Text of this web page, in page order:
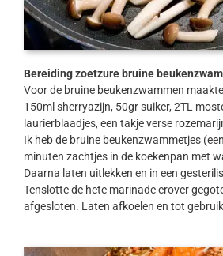
Bereiding zoetzure bruine
Voor de bruine beukenzwammen
150ml sherryazijn, 50gr suiker, 2TL
laurierblaadjes, een takje verse
Ik heb de bruine beukenzwammetjes
minuten zachtjes in de koekenpan met
Daarna laten uitlekken en in een
Tenslotte de hete marinade erover
afgesloten. Laten afkoelen en tot